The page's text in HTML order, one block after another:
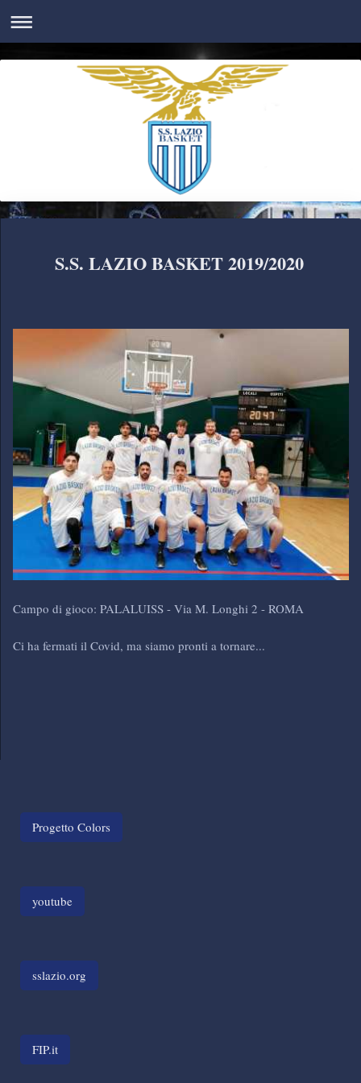
S.S. LAZIO BASKET 2019/2020
Campo di gioco: PALALUISS - Via M. Longhi 2 - ROMA
Ci ha fermati il Covid, ma siamo pronti a tornare...
Progetto Colors
youtube
sslazio.org
FIP.it